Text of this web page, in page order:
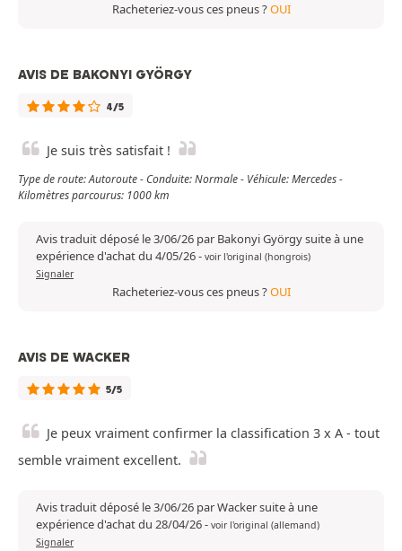
Racheteriez-vous ces pneus ?OUI
AVIS DE BAKONYI GYÖRGY
4/5
Je suis très satisfait !
Type de route: Autoroute - Conduite: Normale - Véhicule: Mercedes -
Kilomètres parcourus: 1000 km
Avis traduit déposé le 3/06/26 par Bakonyi György suite à une
expérience d'achat du 4/05/26- voir l'original (hongrois)
Signaler
Racheteriez-vous ces pneus ?OUI
AVIS DE WACKER
5/5
Je peux vraiment confirmer la classification 3 x A - tout
semble vraiment excellent.
Avis traduit déposé le 3/06/26 par Wacker suite à une
expérience d'achat du 28/04/26- voir l'original (allemand)
Signaler